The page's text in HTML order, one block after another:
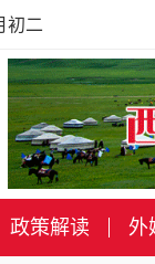
初二
政策解读 外